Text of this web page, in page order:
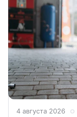
4 августа 2026